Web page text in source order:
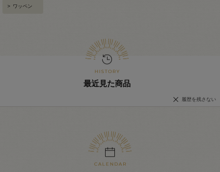
> ワッペン
最近見た商品
履歴を残さない